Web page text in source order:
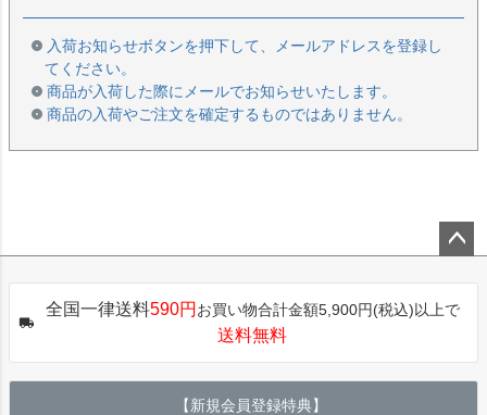
入荷お知らせボタンを押下して、メールアドレスを登録し
てください。
商品が入荷した際にメールでお知らせいたします。
商品の入荷やご注文を確定するものではありません。
ップ
全国一律送料590円 お買い物合計金額5,900円(税込)以上で
送料無料
【新規会員登録特典】